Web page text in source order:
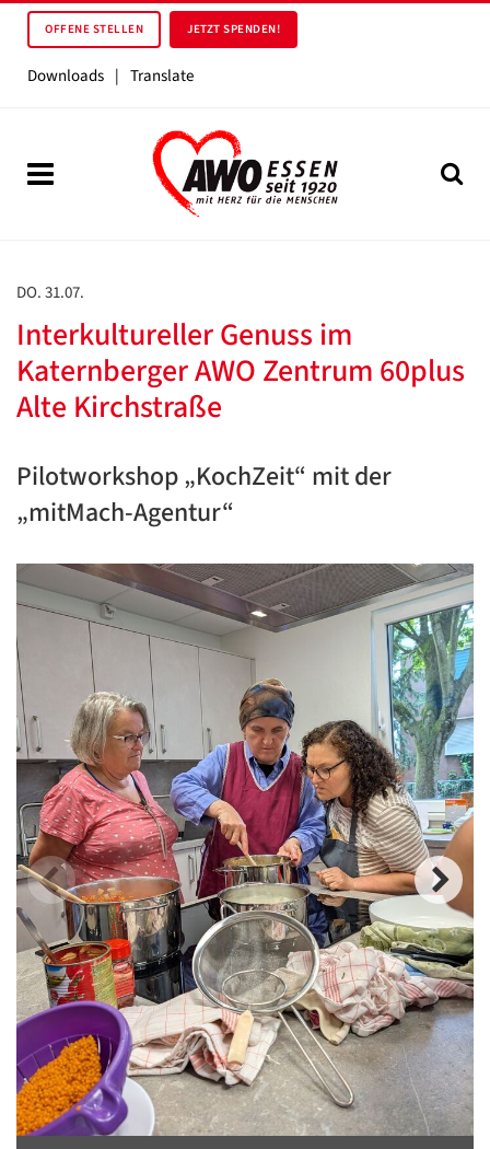
OFFENE STELLEN JETZT SPENDEN!
Downloads | Translate
DO. 31.07.
Interkultureller Genuss im
Katernberger AWO Zentrum 60plus
Alte Kirchstraße
Pilotworkshop „KochZeit“ mit der
„mitMach-Agentur“